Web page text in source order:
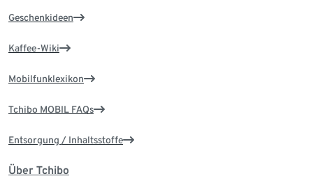
Geschenkideen
Kaffee-Wiki
Mobilfunklexikon
Tchibo MOBIL FAQs
Entsorgung / Inhaltsstoffe
Über Tchibo